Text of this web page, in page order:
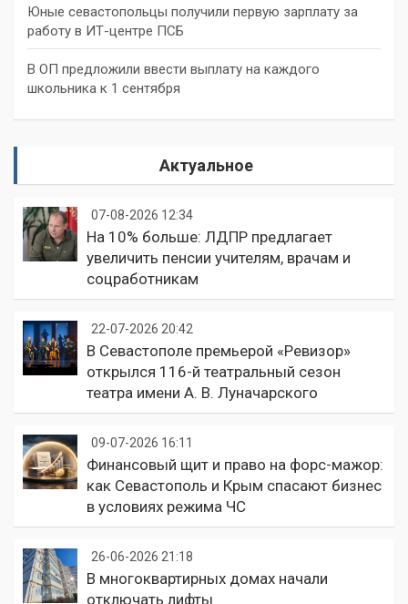
Юные севастопольцы получили первую зарплату за
работу в ИТ-центре ПСБ
В ОП предложили ввести выплату на каждого
школьника к 1 сентября
Актуальное
07-08-2026 12:34
На 10% больше: ЛДПР предлагает
увеличить пенсии учителям, врачам и
соцработникам
22-07-2026 20:42
В Севастополе премьерой «Ревизор»
открылся 116-й театральный сезон
театра имени А. В. Луначарского
09-07-2026 16:11
Финансовый щит и право на форс-мажор:
как Севастополь и Крым спасают бизнес
в условиях режима ЧС
26-06-2026 21:18
В многоквартирных домах начали
отключать лифты